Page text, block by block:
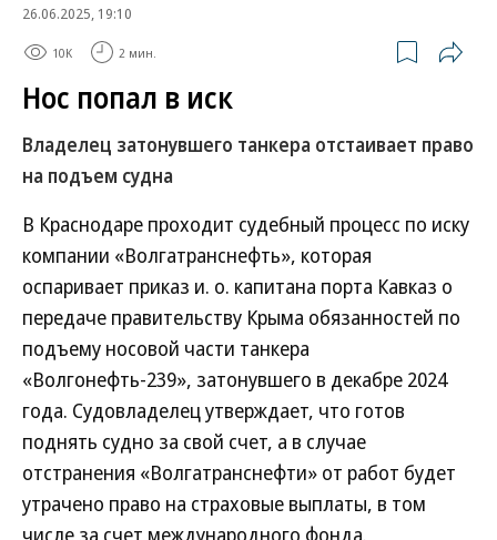
26.06.2025, 19:10
10K 2 мин.
Нос попал в иск
Владелец затонувшего танкера отстаивает право
на подъем судна
В Краснодаре проходит судебный процесс по иску
компании «Волгатранснефть», которая
оспаривает приказ и. о. капитана порта Кавказ о
передаче правительству Крыма обязанностей по
подъему носовой части танкера
«Волгонефть-239», затонувшего в декабре 2024
года. Судовладелец утверждает, что готов
поднять судно за свой счет, а в случае
отстранения «Волгатранснефти» от работ будет
утрачено право на страховые выплаты, в том
числе за счет международного фонда.